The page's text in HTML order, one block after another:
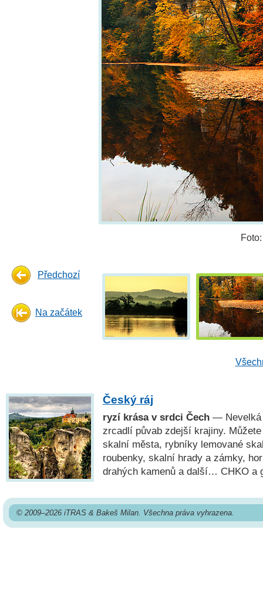
Předchozí
Na začátek
Český ráj
ryzí krása v srdci Čech — Nevelká
zrcadlí půvab zdejší krajiny.
skalní města, rybníky lemované
roubenky, skalní hrady a zámky,
drahých kamenů a další… CHKO a
© 2009–2026 iTRAS & Bakeš Milan. Všechna práva vyhrazena.